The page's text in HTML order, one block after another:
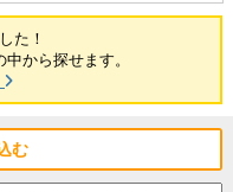
た！
中から探せます。
む